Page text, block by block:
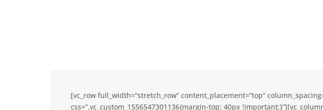
[vc_row full_width=”stretch_row” content_placement=”top”
css=”.vc_custom_1556547301136{margin-top: 40px